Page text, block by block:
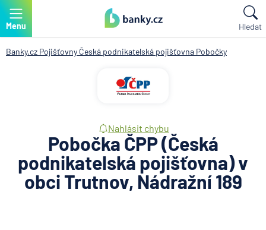
Menu Hledat
Banky.cz Pojišťovny Česká podnikatelská pojišťovna Pobočky
Nahlásit chybu
Pobočka ČPP (Česká
podnikatelská pojišťovna) v
obci Trutnov, Nádražní 189